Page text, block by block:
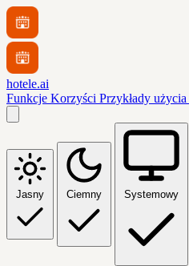
hotele.ai
Funkcje Korzyści Przykłady użycia
Jasny Ciemny Systemowy